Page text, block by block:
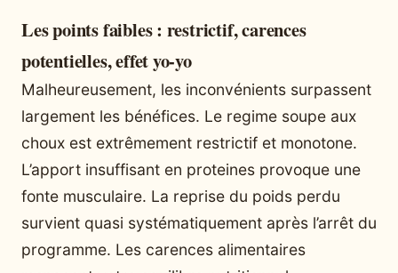
Les points faibles : restrictif, carences
potentielles, effet yo-yo
Malheureusement, les inconvénients surpassent
largement les bénéfices. Le regime soupe aux
choux est extrêmement restrictif et monotone.
L’apport insuffisant en proteines provoque une
fonte musculaire. La reprise du poids perdu
survient quasi systématiquement après l’arrêt du
programme. Les carences alimentaires